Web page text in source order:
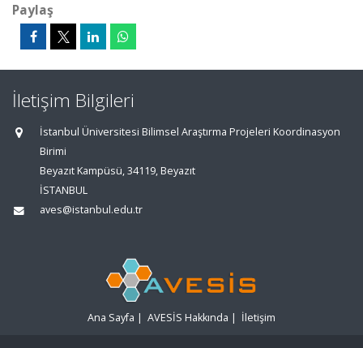
Paylaş
İletişim Bilgileri
İstanbul Üniversitesi Bilimsel Araştırma Projeleri Koordinasyon
Birimi
Beyazıt Kampüsü, 34119, Beyazıt
İSTANBUL
aves@istanbul.edu.tr
Ana Sayfa | AVESİS Hakkında | İletişim